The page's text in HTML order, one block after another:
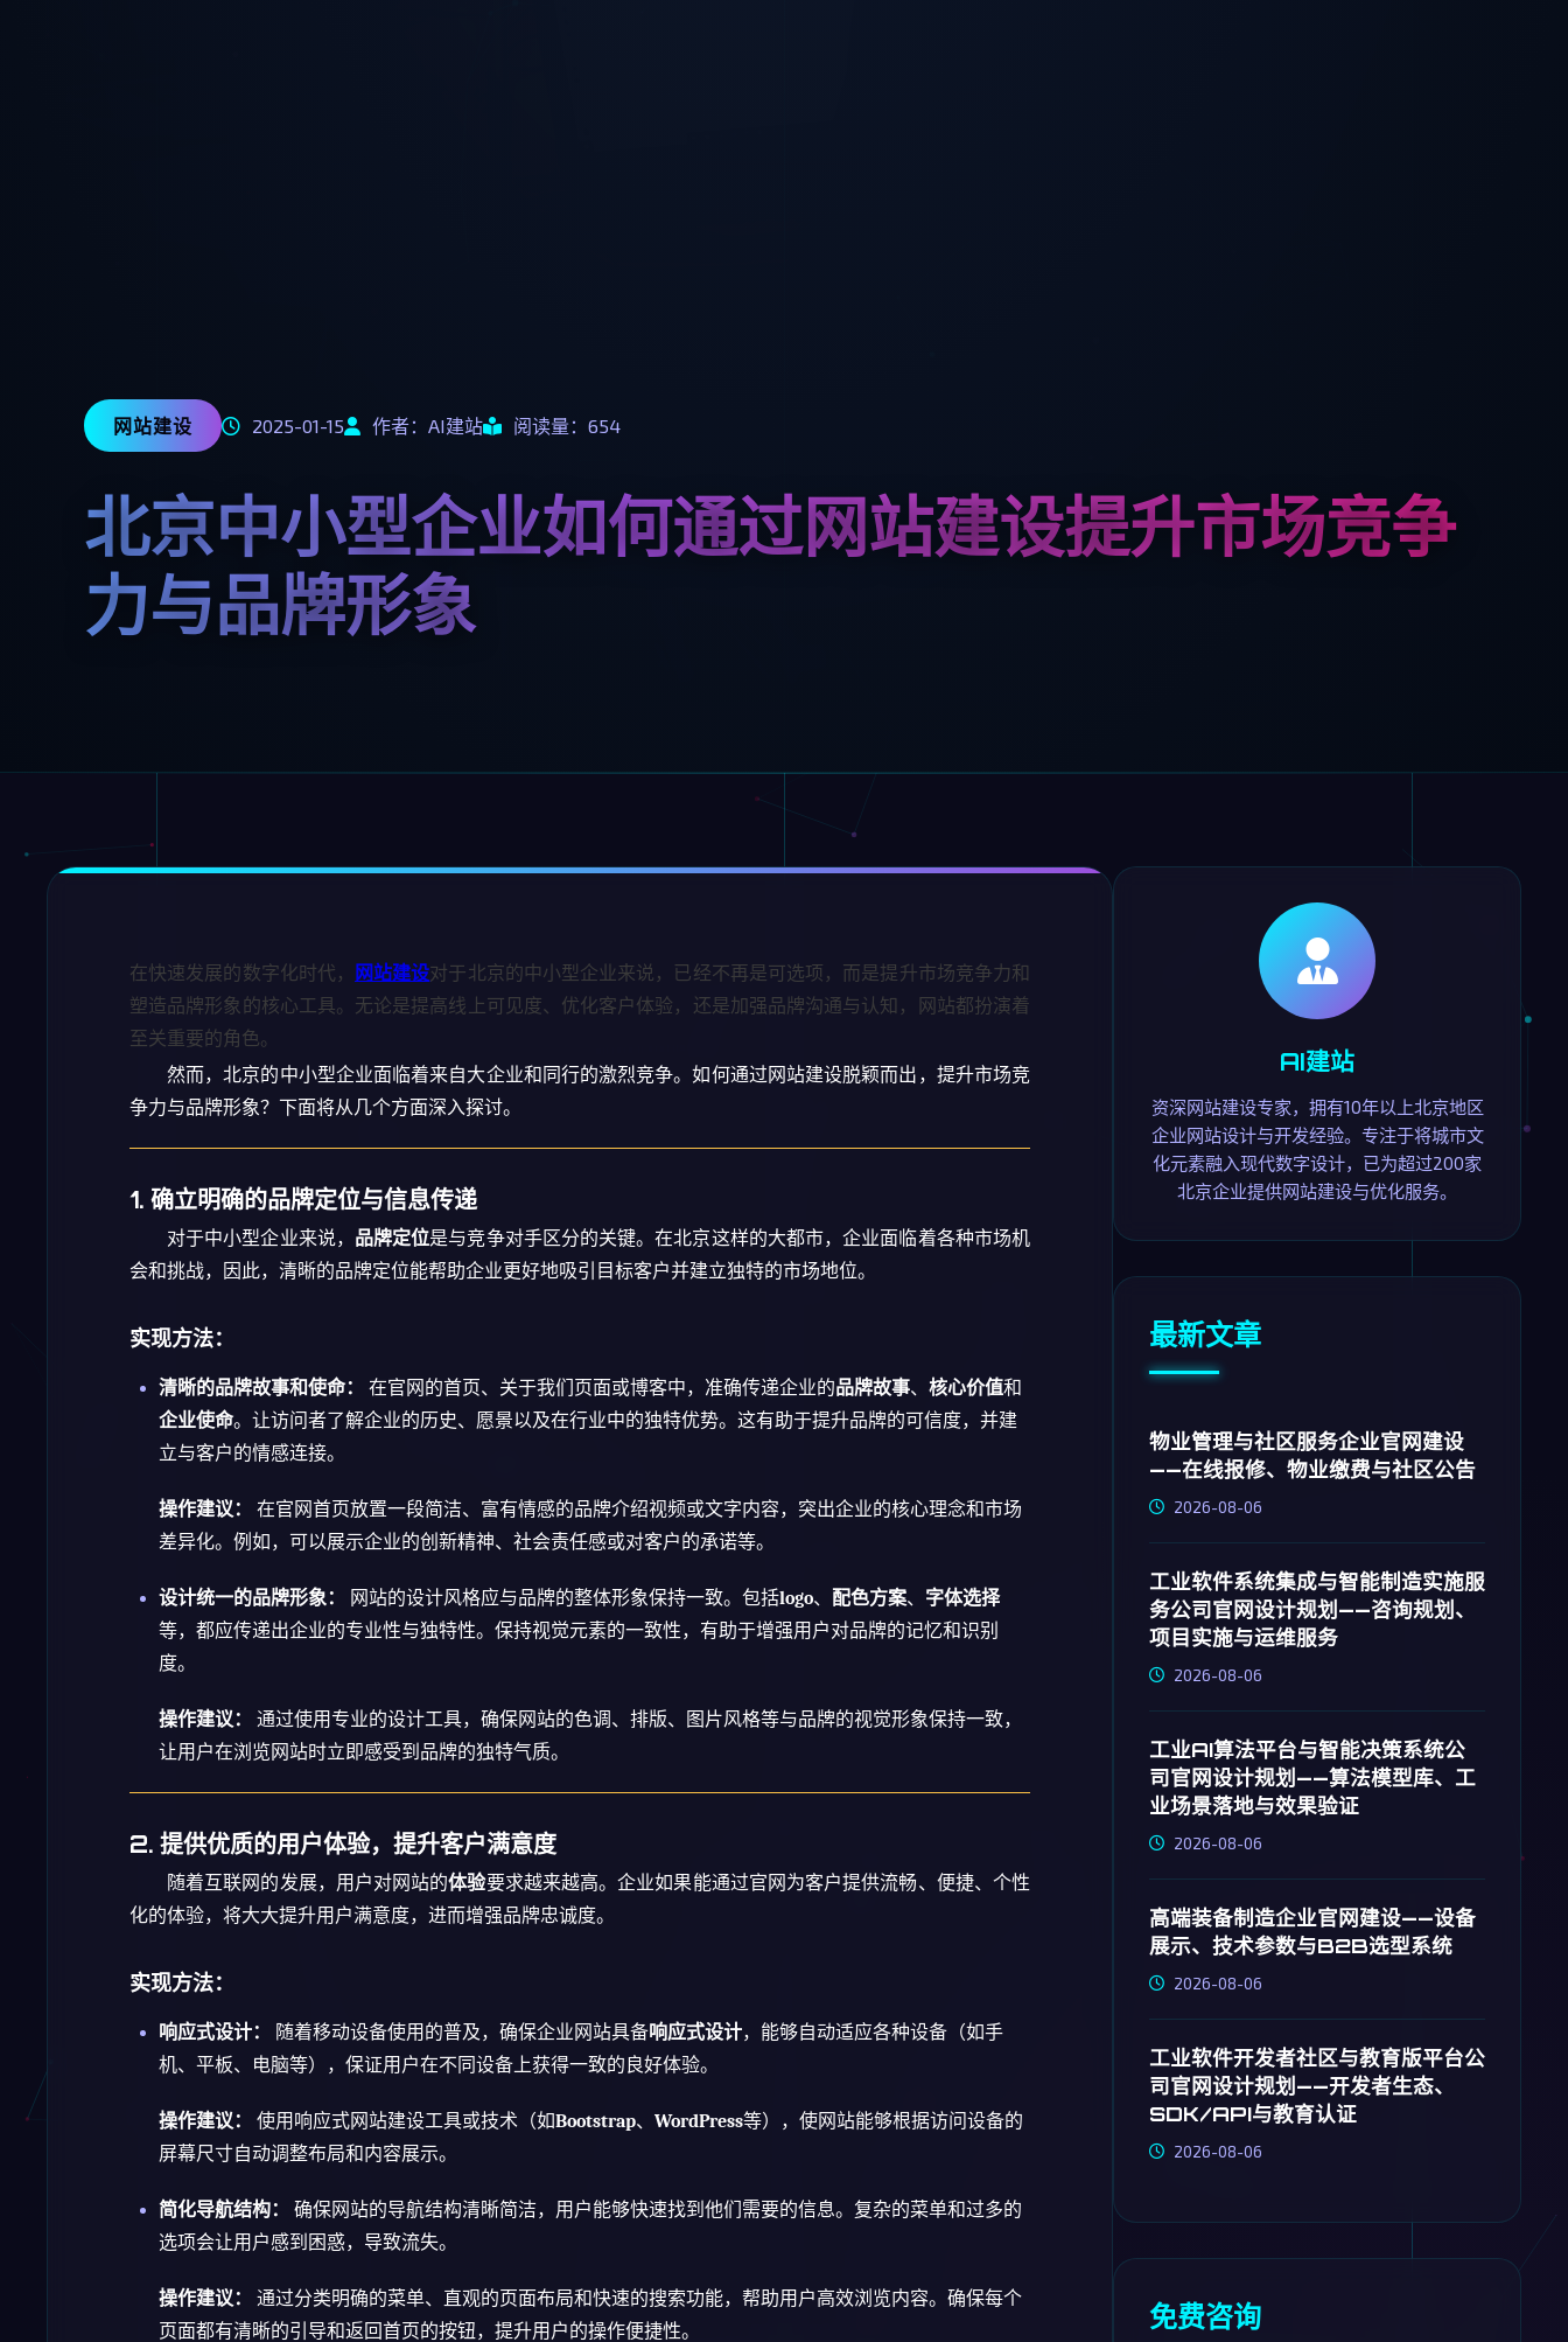
网站建设 2025-01-15 作者：AI建站 阅读量：654
北京中小型企业如何通过网站建设提升市场竞争
力与品牌形象
在快速发展的数字化时代， 网站建设对于北京的中小型企业来说，已经不再是可选项，而是提升市场竞争力和
塑造品牌形象的核心工具。无论是提高线上可见度、优化客户体验，还是加强品牌沟通与认知，网站都扮演着
至关重要的角色。
然而，北京的中小型企业面临着来自大企业和同行的激烈竞争。如何通过网站建设脱颖而出，提升市场竞
争力与品牌形象？下面将从几个方面深入探讨。
1. 确立明确的品牌定位与信息传递
对于中小型企业来说， 品牌定位是与竞争对手区分的关键。在北京这样的大都市，企业面临着各种市场机
会和挑战，因此，清晰的品牌定位能帮助企业更好地吸引目标客户并建立独特的市场地位。
实现方法：
清晰的品牌故事和使命： 在官网的首页、关于我们页面或博客中，准确传递企业的品牌故事、 核心价值和
企业使命。让访问者了解企业的历史、愿景以及在行业中的独特优势。这有助于提升品牌的可信度，并建
立与客户的情感连接。
操作建议：
在官网首页放置一段简洁、富有情感的品牌介绍视频或文字内容，突出企业的核心理念和市场
差异化。例如，可以展示企业的创新精神、社会责任感或对客户的承诺等。
设计统一的品牌形象： 网站的设计风格应与品牌的整体形象保持一致。包括logo、 配色方案、 字体选择
等，都应传递出企业的专业性与独特性。保持视觉元素的一致性，有助于增强用户对品牌的记忆和识别
度。
操作建议：
通过使用专业的设计工具，确保网站的色调、排版、图片风格等与品牌的视觉形象保持一致，
让用户在浏览网站时立即感受到品牌的独特气质。
2. 提供优质的用户体验，提升客户满意度
随着互联网的发展，用户对网站的体验要求越来越高。企业如果能通过官网为客户提供流畅、便捷、个性
化的体验，将大大提升用户满意度，进而增强品牌忠诚度。
实现方法：
响应式设计： 随着移动设备使用的普及，确保企业网站具备响应式设计，能够自动适应各种设备（如手
机、平板、电脑等），保证用户在不同设备上获得一致的良好体验。
操作建议： 使用响应式网站建设工具或技术（如Bootstrap、 WordPress等），使网站能够根据访问设备的
屏幕尺寸自动调整布局和内容展示。
简化导航结构：
确保网站的导航结构清晰简洁，用户能够快速找到他们需要的信息。复杂的菜单和过多的
选项会让用户感到困惑，导致流失。
操作建议：
通过分类明确的菜单、直观的页面布局和快速的搜索功能，帮助用户高效浏览内容。确保每个
页面都有清晰的引导和返回首页的按钮，提升用户的操作便捷性。
AI建站
资深网站建设专家，拥有10年以上北京地区
企业网站设计与开发经验。专注于将城市文
化元素融入现代数字设计，已为超过200家
北京企业提供网站建设与优化服务。
最新文章
物业管理与社区服务企业官网建设
——在线报修、物业缴费与社区公告
2026-08-06
工业软件系统集成与智能制造实施服
务公司官网设计规划——咨询规划、
项目实施与运维服务
2026-08-06
工业AI算法平台与智能决策系统公
司官网设计规划——算法模型库、工
业场景落地与效果验证
2026-08-06
高端装备制造企业官网建设——设备
展示、技术参数与B2B选型系统
2026-08-06
工业软件开发者社区与教育版平台公
司官网设计规划——开发者生态、
SDK/API与教育认证
2026-08-06
免费咨询